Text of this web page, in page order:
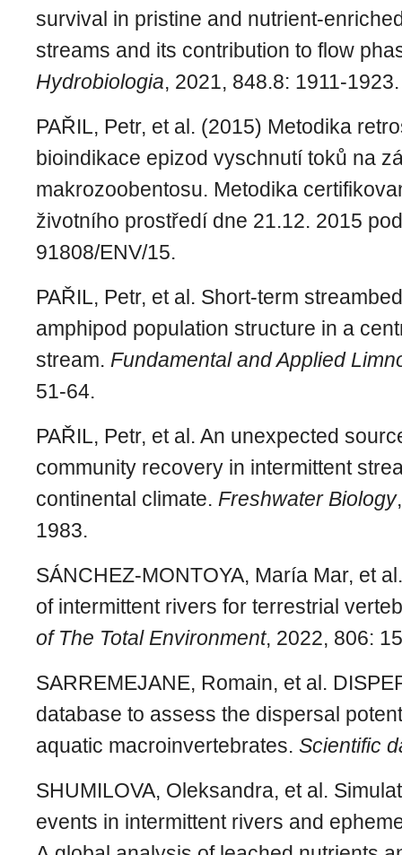
survival in pristine and nutrient-
streams and its contribution to flow
Hydrobiologia, 2021, 848.8: 1911-1923.
PAŘIL, Petr, et al. (2015) Metodika
bioindikace epizod vyschnutí toků na
makrozoobentosu. Metodika
životního prostředí dne 21.12. 2015
91808/ENV/15.
PAŘIL, Petr, et al. Short-term
amphipod population structure in a
stream. Fundamental and Applied
51-64.
PAŘIL, Petr, et al. An unexpected
community recovery in intermittent
continental climate. Freshwater Biology
1983.
SÁNCHEZ-MONTOYA, María Mar, et
of intermittent rivers for terrestrial
of The Total Environment, 2022, 806:
SARREMEJANE, Romain, et al.
database to assess the dispersal
aquatic macroinvertebrates. Scientific
SHUMILOVA, Oleksandra, et al.
events in intermittent rivers and